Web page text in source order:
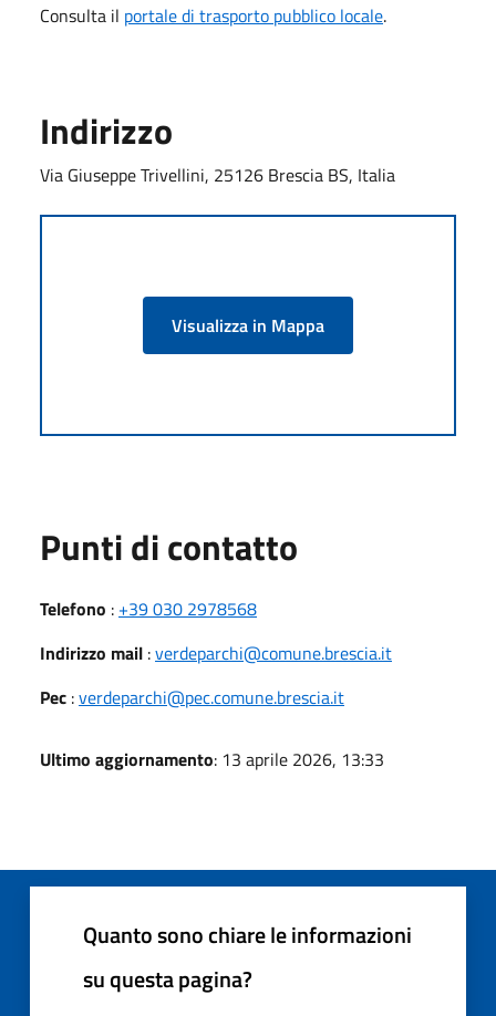
Consulta il portale di trasporto pubblico locale.
Indirizzo
Via Giuseppe Trivellini, 25126 Brescia BS, Italia
Visualizza in Mappa
Punti di contatto
Telefono : +39 030 2978568
Indirizzo mail :verdeparchi@comune.brescia.it
Pec :verdeparchi@pec.comune.brescia.it
Ultimo aggiornamento: 13 aprile 2026, 13:33
Quanto sono chiare le informazioni
su questa pagina?